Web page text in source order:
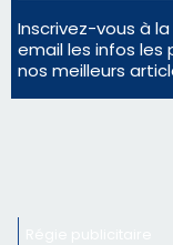
Inscrivez-vous à
email les infos
nos meilleurs